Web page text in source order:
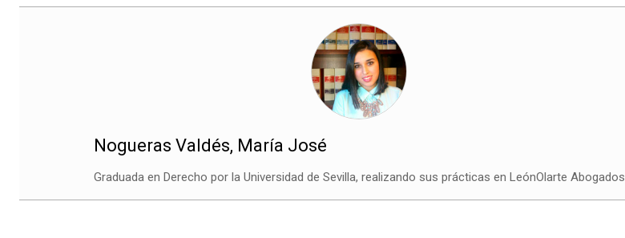
Nogueras Valdés, María José
Graduada en Derecho por la Universidad de Sevilla, realizando sus prácticas en LeónOlarte Abogados